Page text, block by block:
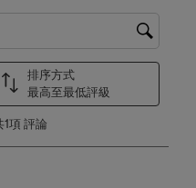
排序方式
最高至最低評級
1項評論